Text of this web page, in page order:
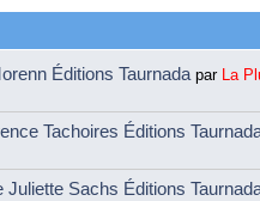
Éditions Taurnadapar La
Tachoires Éditions
Sachs Éditions